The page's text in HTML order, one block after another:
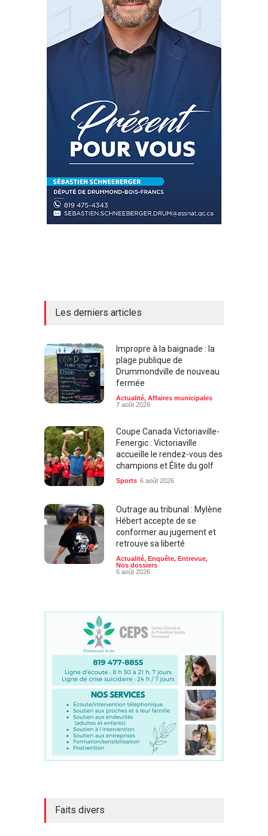
Les derniers articles
Impropre à la baignade : la
plage publique de
Drummondville de nouveau
fermée
Actualité
7 août 2026
Coupe Canada Victoriaville-
Fenergic : Victoriaville
accueille le rendez-vous des
champions et Élite du golf
Outrage au tribunal : Mylène
Hébert accepte de se
conformer au jugement et
retrouve sa liberté
Actualité Enquête
Nos dossiers
6 août 2026
Faits divers